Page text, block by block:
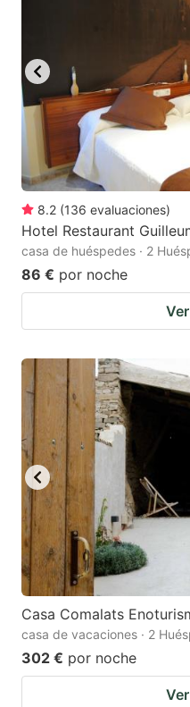
8.2 (136 evaluaciones)
Hotel Restaurant
casa de huéspedes · 2
86 € por noche
Casa Comalats
casa de vacaciones · 2
302 € por noche